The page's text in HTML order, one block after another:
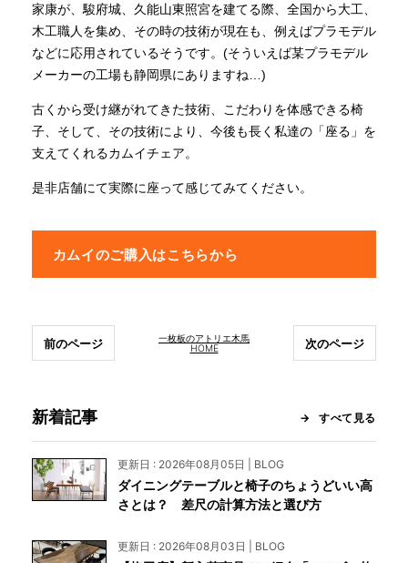
家康が、駿府城、久能山東照宮を建てる際、全国から大工、
木工職人を集め、その時の技術が現在も、例えばプラモデル
などに応用されているそうです。(そういえば某プラモデル
メーカーの工場も静岡県にありますね…)
古くから受け継がれてきた技術、こだわりを体感できる椅
子、そして、その技術により、今後も長く私達の「座る」を
支えてくれるカムイチェア。
是非店舗にて実際に座って感じてみてください。
カムイのご購入はこちらから
一枚板のアトリエ木馬
HOME
前のページ 次のページ
新着記事 すべて見る
更新日 : 2026年08月05日 | BLOG
ダイニングテーブルと椅子のちょうどいい高
さとは？ 差尺の計算方法と選び方
更新日 : 2026年08月03日 | BLOG